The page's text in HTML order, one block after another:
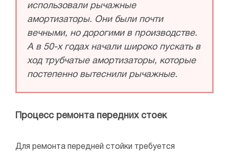
использовали рычажные
амортизаторы. Они были почти
вечными, но дорогими в производстве.
А в 50-х годах начали широко пускать в
ход трубчатые амортизаторы, которые
постепенно вытеснили рычажные.
Процесс ремонта передних стоек
Для ремонта передней стойки требуется